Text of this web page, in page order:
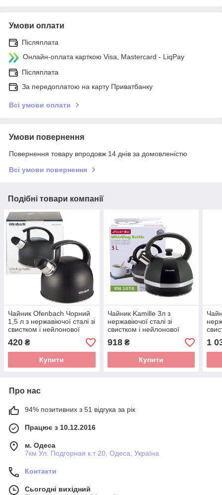
Умови оплати
Післяплата
Онлайн-оплата карткою Visa, Mastercard - LiqPay
Післяплата
За передоплатою на карту Приватбанку
Всі умови оплати
Умови повернення
Повернення товару впродовж 14 днів за домовленістю
Всі умови повернення
Подібні товари компанії
Чайник Ofenbach Чорний
1,5 л з нержавіючої сталі зі
свистком і нейлонової
ручкою для індукції і газу
KM-100304
420 ₴
Купити
Чайник Kamille 3л з
нержавіючої сталі зі
свистком і нейлонової
ручкою для індукції і газу
KM-1078
918₴
Купити
KM-
1
Про нас
94% позитивних з 51 відгука за рік
Працює з 10.12.2016
м. Одеса
7км Ул. Подгорная к.т 20, Одеса, Україна
Контакти
Сьогодні вихідний